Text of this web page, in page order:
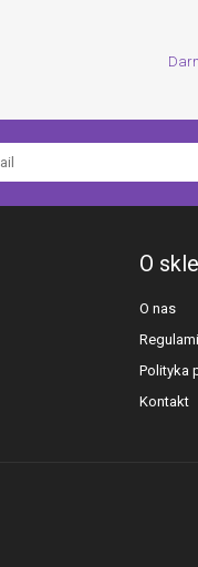
O
O nas
Polityka
Kontakt